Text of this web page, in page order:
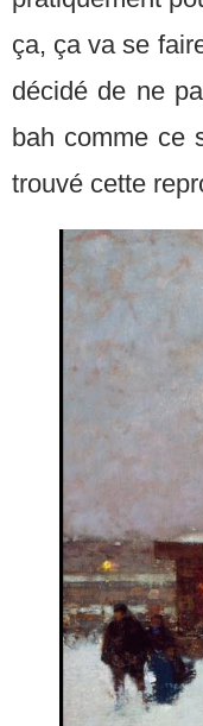
ça, ça va se
décidé de ne
bah comme ce
trouvé cette